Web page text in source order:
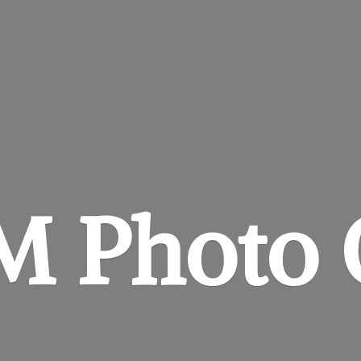
Photo